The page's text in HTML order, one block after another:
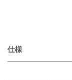
仕様